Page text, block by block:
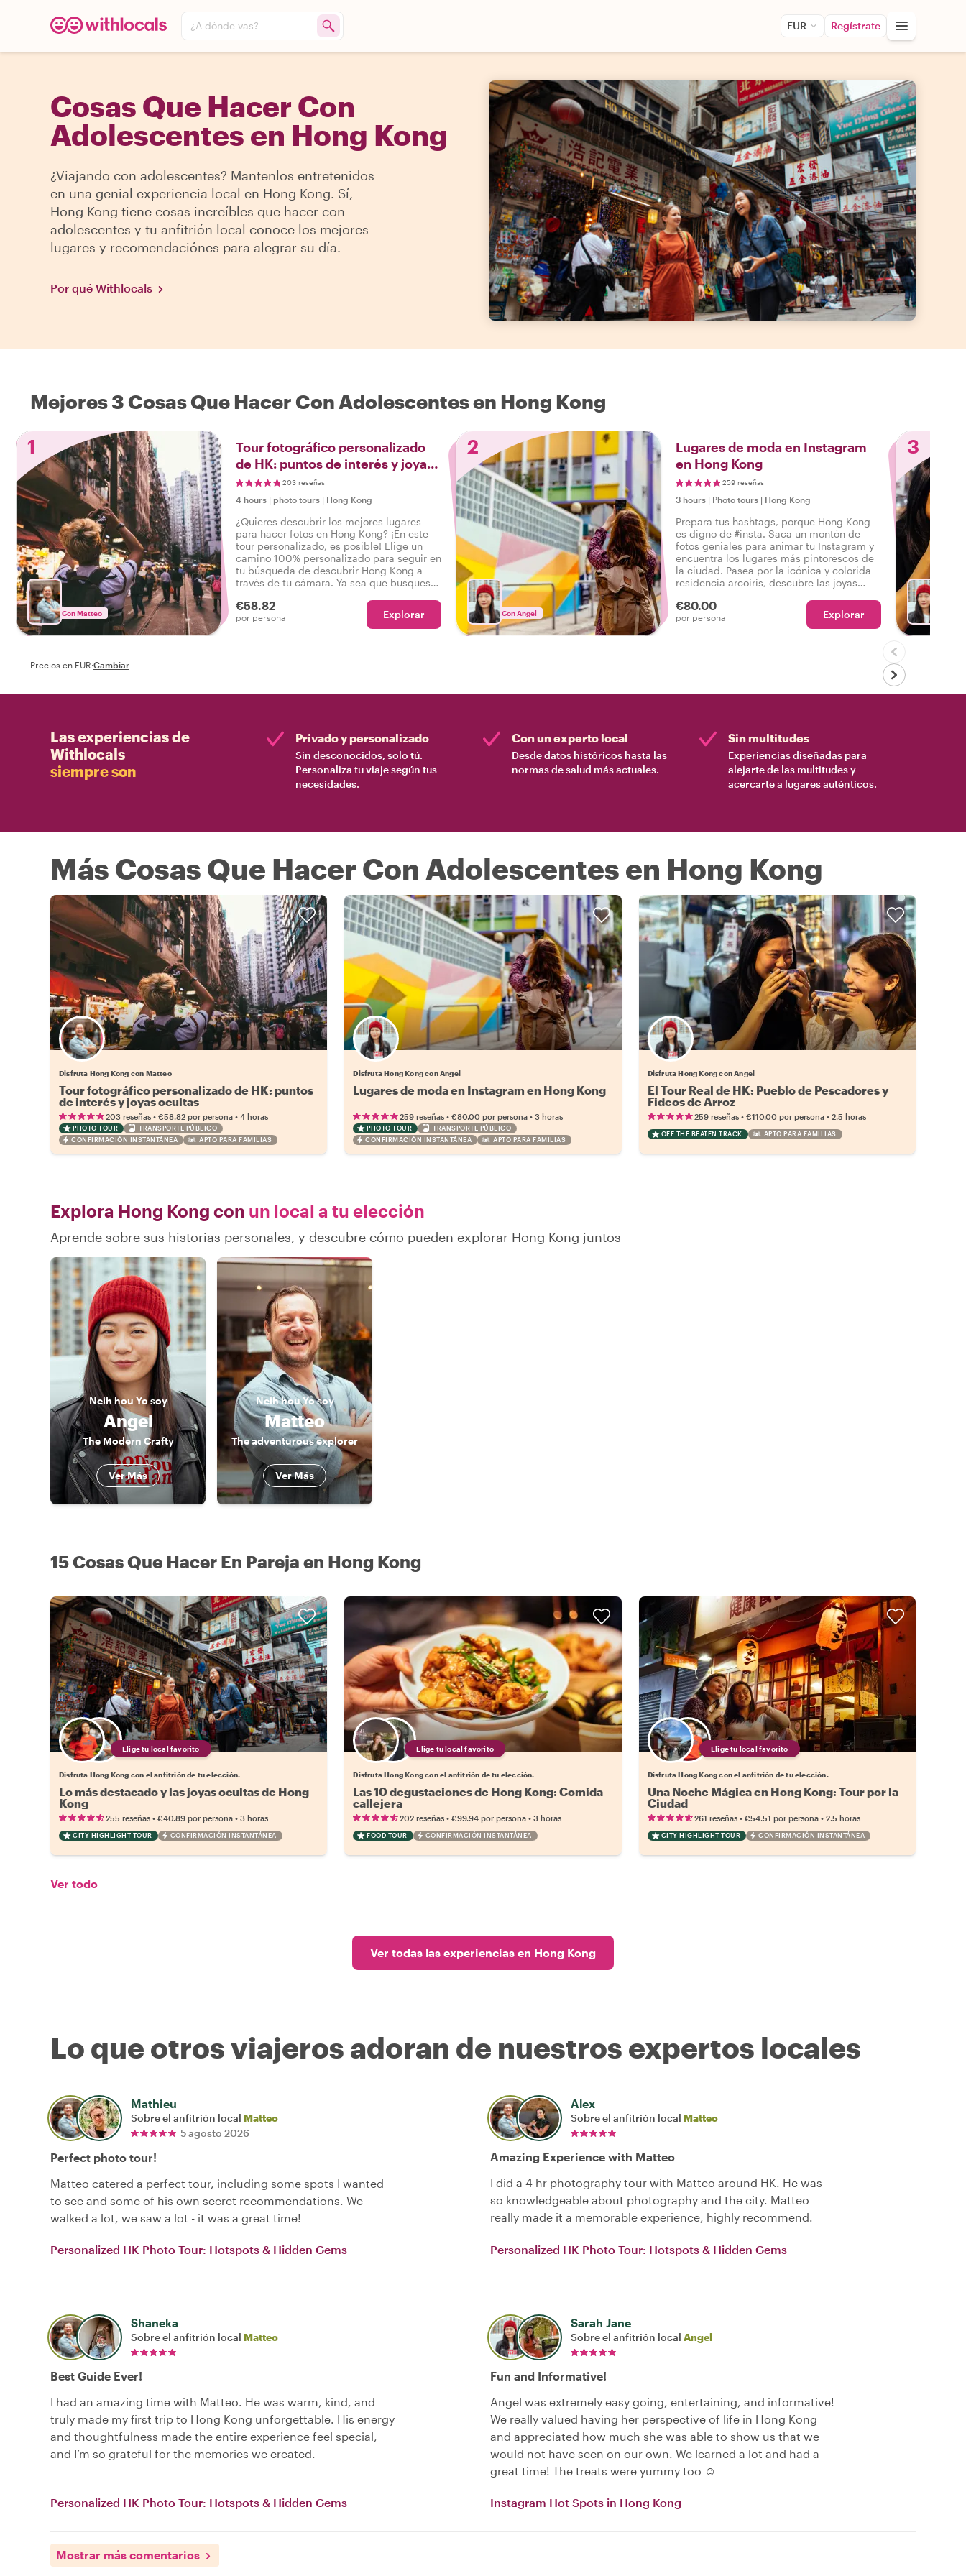
¿A dónde vas? EUR Regístrate
Cosas Que Hacer Con
Adolescentes en Hong Kong
¿Viajando con adolescentes? Mantenlos entretenidos
en una genial experiencia local en Hong Kong. Sí,
Hong Kong tiene cosas increíbles que hacer con
adolescentes y tu anfitrión local conoce los mejores
lugares y recomendaciónes para alegrar su día.
Por qué Withlocals
Mejores 3 Cosas Que Hacer Con Adolescentes en Hong Kong
1
Con Matteo
Tour fotográfico personalizado
de HK: puntos de interés y joyas
ocultas203 reseñas
4 hours | photo tours | Hong Kong
¿Quieres descubrir los mejores lugares
para hacer fotos en Hong Kong? ¡En este
tour personalizado, es posible! Elige un
camino 100% personalizado para seguir en
tu búsqueda de descubrir Hong Kong a
través de tu cámara. Ya sea que busques
o ambos, ¡puedo crear la ruta fotográfica
perfecta para ti!
€58.82
por persona Explorar
2
Con Angel
Lugares de moda en Instagram
en Hong Kong
259 reseñas
3 hours | Photo tours | Hong Kong
Prepara tus hashtags, porque Hong Kong
es digno de #insta. Saca un montón de
fotos geniales para animar tu Instagram y
encuentra los lugares más pintorescos de
la ciudad. Pasea por la icónica y colorida
residencia arcoíris, descubre las joyas
locales conocen ¡y mucho más!
€80.00
por persona Explorar
3
Precios en EUR·Cambiar
Las experiencias de
Withlocals
siempre son
Privado y personalizado
Sin desconocidos, solo tú.
Personaliza tu viaje según tus
necesidades.
Con un experto local
Desde datos históricos hasta las
normas de salud más actuales.
Sin multitudes
Experiencias diseñadas para
alejarte de las multitudes y
acercarte a lugares auténticos.
Más Cosas Que Hacer Con Adolescentes en Hong Kong
Disfruta Hong Kong con Matteo
Tour fotográfico personalizado de HK: puntos
de interés y joyas ocultas
203 reseñas • €58.82 por persona • 4 horas
PHOTO TOUR
TRANSPORTE PÚBLICO
CONFIRMACIÓN INSTANTÁNEA
APTO PARA FAMILIAS
Disfruta Hong Kong con Angel
Lugares de moda en Instagram en Hong Kong
259 reseñas •€80.00 por persona •3 horas
PHOTO TOUR
TRANSPORTE PÚBLICO
CONFIRMACIÓN INSTANTÁNEA
APTO PARA FAMILIAS
Disfruta Hong Kong con Angel
El Tour Real de HK: Pueblo de Pescadores y
Fideos de Arroz
259 reseñas• €110.00 por persona• 2.5 horas
OFF THE BEATEN TRACK APTO PARA FAMILIAS
Explora Hong Kong con un local a tu elección
Aprende sobre sus historias personales, y descubre cómo pueden explorar Hong Kong juntos
Neih hou Yo soy
Angel
The Modern Crafty
Ver Más
Neih houYo soy
Matteo
The adventurous explorer
Ver Más
15 Cosas Que Hacer En Pareja en Hong Kong
Elige tu local favorito
Disfruta Hong Kong con el anfitrión de tu elección.
Lo más destacado y las joyas ocultas de Hong
Kong
255 reseñas • €40.89 por persona • 3 horas
CITY HIGHLIGHT TOUR CONFIRMACIÓN INSTANTÁNEA
Elige tu local favorito
Disfruta Hong Kong con el anfitrión de tu elección.
Las 10 degustaciones de Hong Kong: Comida
callejera
202 reseñas •€99.94 por persona •3 horas
FOOD TOUR CONFIRMACIÓN INSTANTÁNEA
Elige tu local favorito
Disfruta Hong Kong con el anfitrión de tu elección.
Una Noche Mágica en Hong Kong: Tour por la
Ciudad
261 reseñas• €54.51 por persona• 2.5 horas
CITY HIGHLIGHT TOUR CONFIRMACIÓN INSTANTÁNEA
Ver todo
Ver todas las experiencias en Hong Kong
Lo que otros viajeros adoran de nuestros expertos locales
Mathieu
Sobre el anfitrión local Matteo
5 agosto 2026
Perfect photo tour!
Matteo catered a perfect tour, including some spots I wanted
to see and some of his own secret recommendations. We
walked a lot, we saw a lot - it was a great time!
Personalized HK Photo Tour: Hotspots & Hidden Gems
Alex
Sobre el anfitrión local Matteo
Amazing Experience with Matteo
I did a 4 hr photography tour with Matteo around HK. He was
so knowledgeable about photography and the city. Matteo
really made it a memorable experience, highly recommend.
Personalized HK Photo Tour: Hotspots & Hidden Gems
Shaneka
Sobre el anfitrión local Matteo
Best Guide Ever!
I had an amazing time with Matteo. He was warm, kind, and
truly made my first trip to Hong Kong unforgettable. His energy
and thoughtfulness made the entire experience feel special,
and I’m so grateful for the memories we created.
Personalized HK Photo Tour: Hotspots & Hidden Gems
Sarah Jane
Sobre el anfitrión local Angel
Fun and Informative!
Angel was extremely easy going, entertaining, and informative!
We really valued having her perspective of life in Hong Kong
and appreciated how much she was able to show us that we
would not have seen on our own. We learned a lot and had a
great time! The treats were yummy too ☺️
Instagram Hot Spots in Hong Kong
Mostrar más comentarios